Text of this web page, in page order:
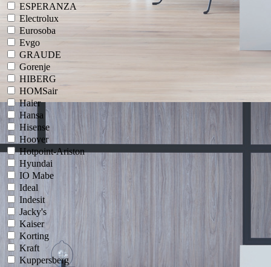
ESPERANZA
Electrolux
Eurosoba
Evgo
GRAUDE
Gorenje
HIBERG
HOMSair
Haier
Hansa
Hisense
Hoover
Hotpoint-Ariston
Hyundai
IO Mabe
Ideal
Indesit
Jacky's
Kaiser
Korting
Kraft
Kuppersberg